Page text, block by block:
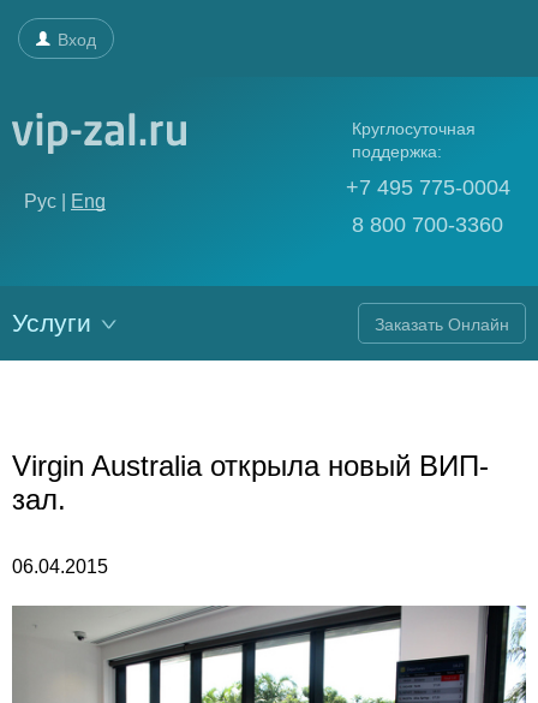
Вход
Рус | Eng
Круглосуточная
поддержка:
+7 495 775-0004
8 800 700-3360
Услуги Заказать Онлайн
Virgin Australia открыла новый ВИП-
зал.
06.04.2015